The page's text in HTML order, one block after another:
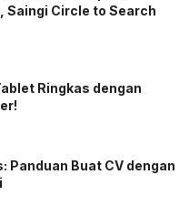
Saingi Circle to Search
Ringkas dengan
Panduan Buat CV dengan